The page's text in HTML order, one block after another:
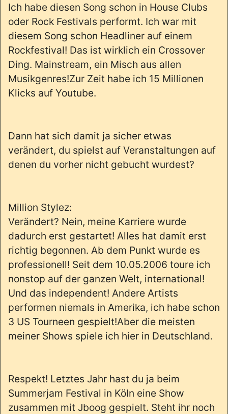
Ich habe diesen Song schon in House Clubs
oder Rock Festivals performt. Ich war mit
diesem Song schon Headliner auf einem
Rockfestival! Das ist wirklich ein Crossover
Ding. Mainstream, ein Misch aus allen
Musikgenres!Zur Zeit habe ich 15 Millionen
Klicks auf Youtube.
Dann hat sich damit ja sicher etwas
verändert, du spielst auf Veranstaltungen auf
denen du vorher nicht gebucht wurdest?
Million Stylez:
Verändert? Nein, meine Karriere wurde
dadurch erst gestartet! Alles hat damit erst
richtig begonnen. Ab dem Punkt wurde es
professionell! Seit dem 10.05.2006 toure ich
nonstop auf der ganzen Welt, international!
Und das independent! Andere Artists
performen niemals in Amerika, ich habe schon
3 US Tourneen gespielt!Aber die meisten
meiner Shows spiele ich hier in Deutschland.
Respekt! Letztes Jahr hast du ja beim
Summerjam Festival in Köln eine Show
zusammen mit Jboog gespielt. Steht ihr noch